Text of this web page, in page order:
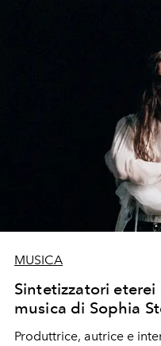
MUSICA
Sintetizzatori eterei
musica di Sophia
Produttrice, autrice e